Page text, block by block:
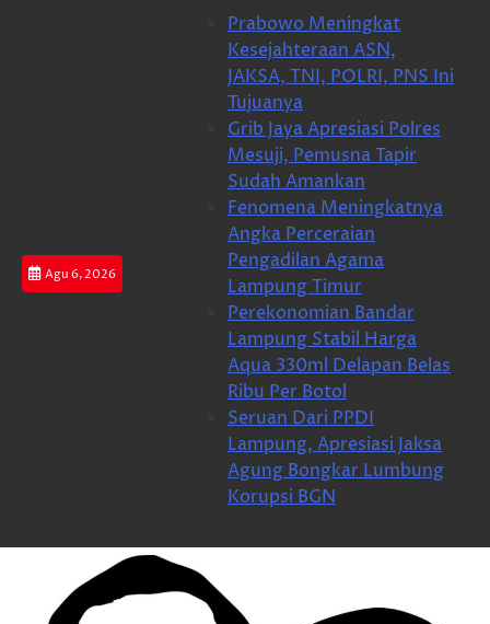
Agu 6, 2026
Prabowo Meningkat
Kesejahteraan ASN,
JAKSA, TNI, POLRI, PNS Ini
Tujuanya
Grib Jaya Apresiasi Polres
Mesuji, Pemusna Tapir
Sudah Amankan
Fenomena Meningkatnya
Angka Perceraian
Pengadilan Agama
Lampung Timur
Perekonomian Bandar
Lampung Stabil Harga
Aqua 330ml Delapan Belas
Ribu Per Botol
Seruan Dari PPDI
Lampung, Apresiasi Jaksa
Agung Bongkar Lumbung
Korupsi BGN